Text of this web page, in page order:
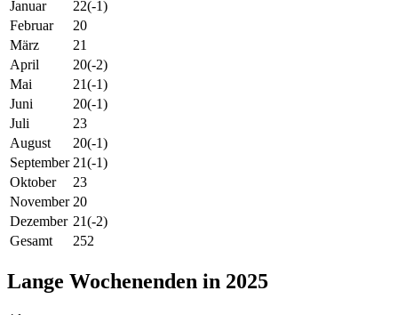
Januar
22(-1)
Februar
20
März
21
April
20(-2)
Mai
21(-1)
Juni
20(-1)
Juli
23
August
20(-1)
September 21(-1)
Oktober
23
November 20
Dezember 21(-2)
Gesamt
252
Lange Wochenenden in 2025